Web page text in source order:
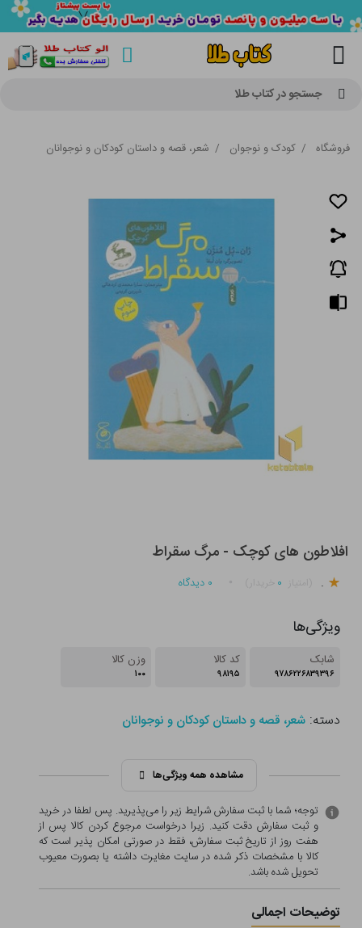
جستجو در کتاب طلا
فروشگاه / کودک و نوجوان / شعر، قصه و داستان کودکان و نوجوانان
افلاطون های کوچک - مرگ سقراط
. ۰ ۰ دیدگاه
ویژگی‌ها
شابک
۹۷۸۶۲۲۶۸۳۹۳۹۶
کد کالا
۹۸۱۹۵
وزن کالا
۱۰۰
دسته:شعر، قصه و داستان کودکان و نوجوانان
مشاهده همه ویژگی‌ها
توجه؛ شما با ثبت سفارش شرایط زیر را می‌پذیرید. پس لطفا در خرید
و ثبت سفارش دقت کنید. زیرا درخواست مرجوع کردن کالا پس از
هفت روز از تاریخ ثبت سفارش، فقط در صورتی امکان پذیر است که
کالا با مشخصات ذکر شده در سایت مغایرت داشته یا بصورت معيوب
تحویل شده باشد.
توضیحات اجمالی